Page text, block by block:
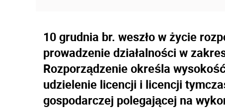
10 grudnia br. weszło w życie
prowadzenie działalności w
Rozporządzenie określa
udzielenie licencji i licencji
gospodarczej polegającej na